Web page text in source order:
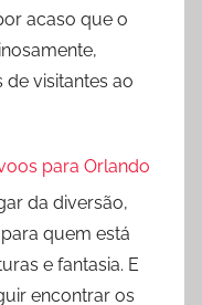
acaso que o
visitantes ao
para Orlando
da diversão,
quem está
e fantasia. E
encontrar os